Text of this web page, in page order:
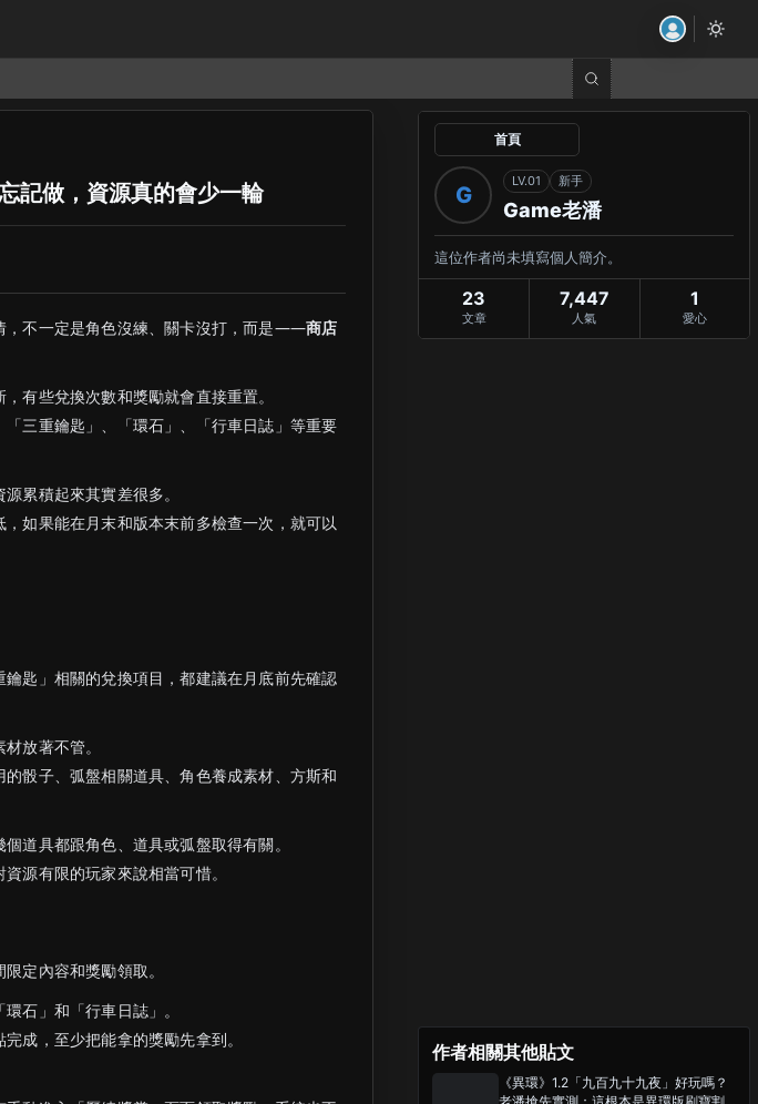
記做，資源真的會少一輪
，不一定是角色沒練、關卡沒打，而是——商店
有些兌換次數和獎勵就會直接重置。
三重鑰匙」、「環石」、「行車日誌」等重要
累積起來其實差很多。
如果能在月末和版本末前多檢查一次，就可以
匙」相關的兌換項目，都建議在月底前先確認
放著不管。
骰子、弧盤相關道具、角色養成素材、方斯和
道具都跟角色、道具或弧盤取得有關。
源有限的玩家來說相當可惜。
定內容和獎勵領取。
石」和「行車日誌」。
成，至少把能拿的獎勵先拿到。
首頁
G
LV.01 新手
Game老潘
這位作者尚未填寫個人簡介。
23
文章
7,447
人氣
1
愛心
作者相關其他貼文
《異環》1.2「九百九十九夜」好玩嗎？